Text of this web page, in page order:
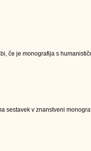
če je monografija s
v znanstveni